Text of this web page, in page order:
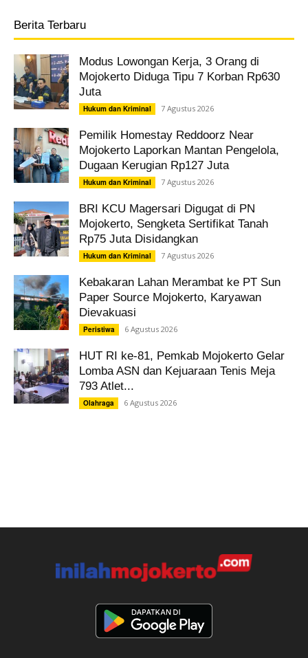
Berita Terbaru
Modus Lowongan Kerja, 3 Orang di
Mojokerto Diduga Tipu 7 Korban Rp630
Juta
Hukum dan Kriminal 7 Agustus 2026
Pemilik Homestay Reddoorz Near
Mojokerto Laporkan Mantan Pengelola,
Dugaan Kerugian Rp127 Juta
Hukum dan Kriminal 7 Agustus 2026
BRI KCU Magersari Digugat di PN
Mojokerto, Sengketa Sertifikat Tanah
Rp75 Juta Disidangkan
Hukum dan Kriminal 7 Agustus 2026
Kebakaran Lahan Merambat ke PT Sun
Paper Source Mojokerto, Karyawan
Dievakuasi
Peristiwa 6 Agustus 2026
HUT RI ke-81, Pemkab Mojokerto Gelar
Lomba ASN dan Kejuaraan Tenis Meja
793 Atlet...
Olahraga 6 Agustus 2026